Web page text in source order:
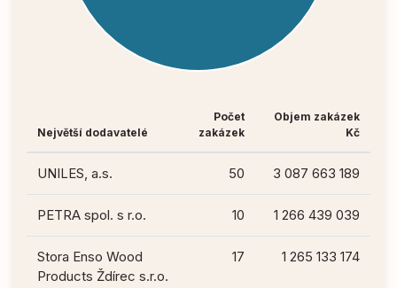
Největší dodavatelé
Počet
zakázek
Objem zakázek
Kč
UNILES, a.s. 50 3 087 663 189
PETRA spol. s r.o. 10 1 266 439 039
Stora Enso Wood
Products Ždírec s.r.o.
17 1 265 133 174